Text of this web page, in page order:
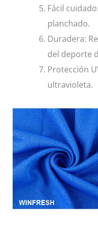
Fácil
planchado.
Duradera:
del deporte
Protección
ultravioleta.